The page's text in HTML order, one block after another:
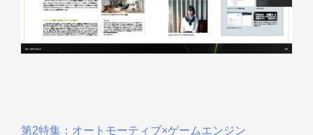
第2特集：オートモーティブ×ゲームエンジン